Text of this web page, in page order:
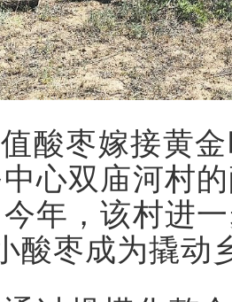
酸枣嫁接黄
心双庙河村
年，该村进
酸枣成为撬动